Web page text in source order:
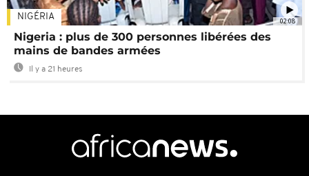
02:08
NIGÉRIA
Nigeria : plus de 300 personnes libérées des
mains de bandes armées
Il y a 21 heures